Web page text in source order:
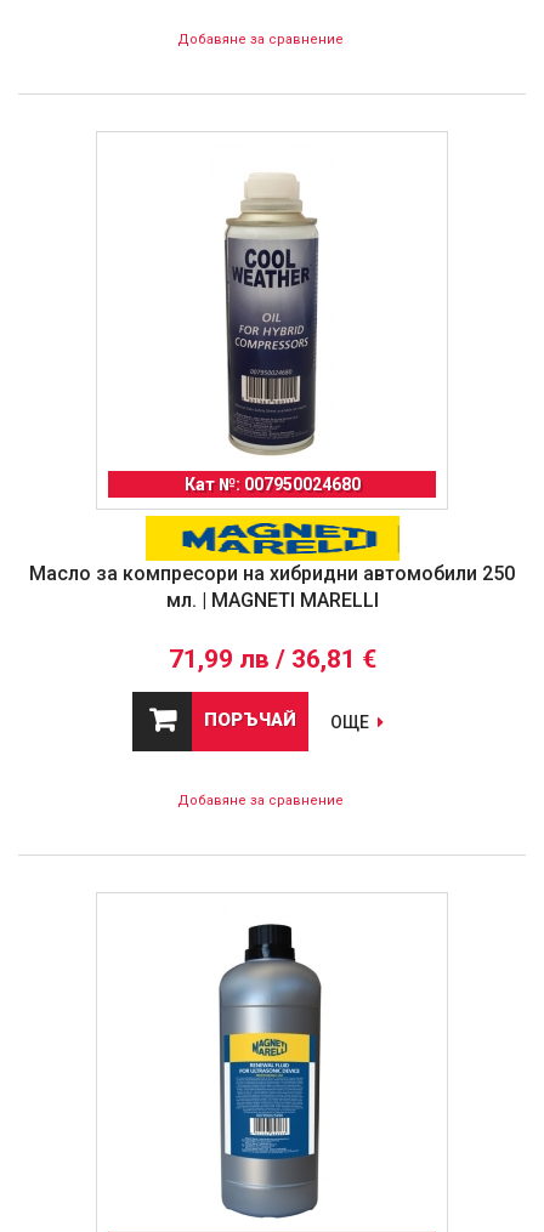
Добавяне за сравнение
Кат №: 007950024680
Масло за компресори на хибридни автомобили 250
мл. | MAGNETI MARELLI
71,99 лв / 36,81 €
ПОРЪЧАЙ ОЩЕ
Добавяне за сравнение